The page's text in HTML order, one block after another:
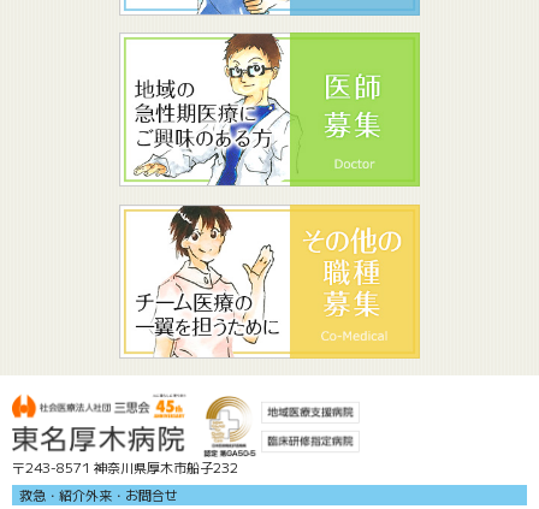
〒243-8571 神奈川県厚木市船子232
救急・紹介外来・お問合せ